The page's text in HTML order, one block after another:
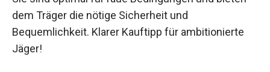
dem Träger die nötige Sicherheit und
Bequemlichkeit. Klarer Kauftipp für ambitionierte
Jäger!